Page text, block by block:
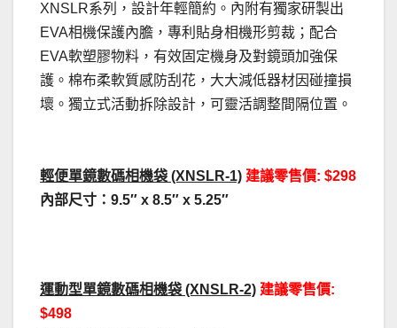
XNSLR系列，設計年輕簡約。內附有獨家研製出
EVA相機保護內膽，專利貼身相機形剪裁；配合
EVA軟塑膠物料，有效固定機身及對鏡頭加強保
護。棉布柔軟質感防刮花，大大減低器材因碰撞損
壞。獨立式活動拆除設計，可靈活調整間隔位置。
輕便單鏡數碼相機袋 (XNSLR-1) 建議零售價: $298
內部尺寸：9.5″ x 8.5″ x 5.25″
運動型單鏡數碼相機袋 (XNSLR-2) 建議零售價:
$498